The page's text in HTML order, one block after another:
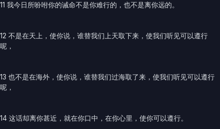
11 我今日所吩咐你的诫命不是你难行的，也不是离你远的。
12 不是在天上，使你说，谁替我们上天取下来，使我们听见可以遵行
呢，
13 也不是在海外，使你说，谁替我们过海取了来，使我们听见可以遵行
呢，
14 这话却离你甚近，就在你口中，在你心里，使你可以遵行。